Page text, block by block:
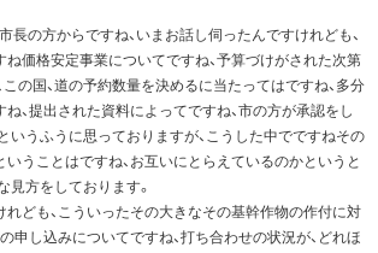
長の方からですね、いまお話し伺ったんですけれども、
価格安定事業についてですね、予算づけがされた次第
の国、道の予約数量を決めるに当たってはですね、多分
、提出された資料によってですね、市の方が承認をし
いうふうに思っておりますが、こうした中でですねその
うことはですね、お互いにとらえているのかというと
見方をしております。
ども、こういったその大きなその基幹作物の作付に対
申し込みについてですね、打ち合わせの状況が、どれほ